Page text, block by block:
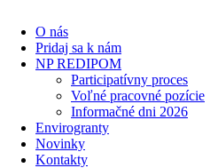
O nás
Pridaj sa k nám
NP REDIPOM
Participatívny proces
Voľné pracovné pozície
Informačné dni 2026
Envirogranty
Novinky
Kontakty